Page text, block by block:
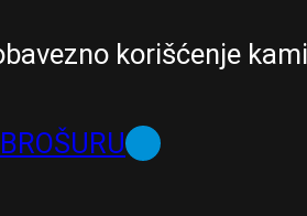
korišćenje